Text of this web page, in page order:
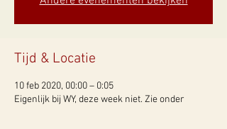
Tijd & Locatie
10 feb 2020, 00:00 – 0:05
Eigenlijk bij WY, deze week niet. Zie onder